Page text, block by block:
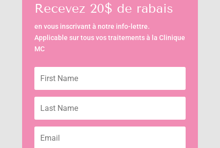
Recevez 20$ de rabais
en vous inscrivant à notre info-lettre.
Applicable sur tous vos traitements à la Clinique
MC